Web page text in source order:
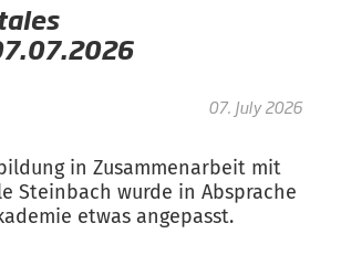
07. July 2026
in Zusammenarbeit mit
Steinbach wurde in Absprache
etwas angepasst.